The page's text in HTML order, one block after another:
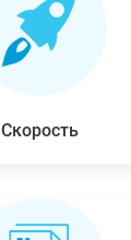
Скорость